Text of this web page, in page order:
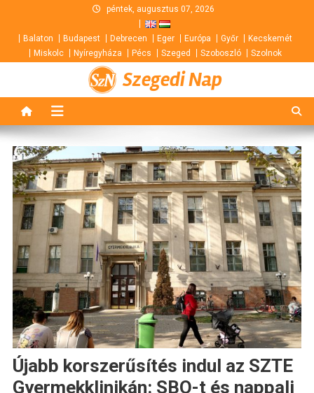
content
péntek, augusztus 07, 2026
Balaton Budapest Debrecen Eger Európa Győr
Kecskemét
Miskolc
Nyíregyháza Pécs Szeged Szoboszló Szolnok
Szegedi Nap
Újabb korszerűsítés indul az SZTE
Gyermekklinikán: SBO-t és nappali